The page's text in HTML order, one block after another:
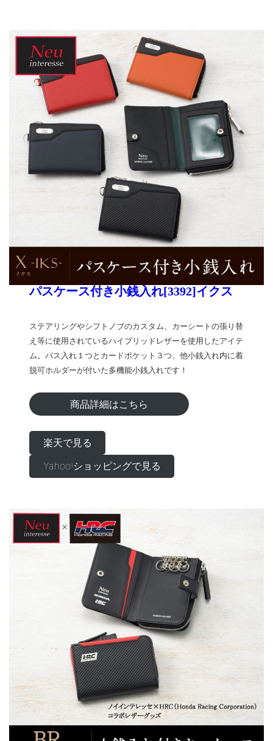
パスケース付き小銭入れ[3392]イクス
ステアリングやシフトノブのカスタム、カーシートの張り替
え等に使用されているハイブリッドレザーを使用したアイテ
ム。パス入れ１つとカードポケット３つ、他小銭入れ内に着
脱可ホルダーが付いた多機能小銭入れです！
商品詳細はこちら
楽天で見る
Yahoo!ショッピングで見る